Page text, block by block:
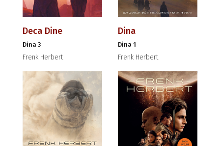
Deca Dine
Dina 3
Frenk Herbert
Dina
Dina 1
Frenk Herbert